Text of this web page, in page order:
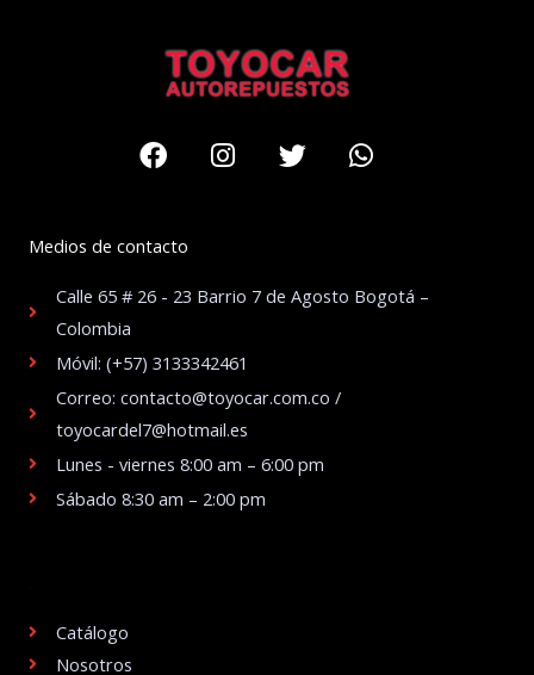
FacebookInstagram
TwitterWhatsapp
Medios de contacto
Calle 65 # 26 - 23 Barrio 7 de Agosto Bogotá –
Colombia
Móvil: (+57) 3133342461
Correo: contacto@toyocar.com.co /
toyocardel7@hotmail.es
Lunes - viernes 8:00 am – 6:00 pm
Sábado 8:30 am – 2:00 pm
Catálogo
Nosotros